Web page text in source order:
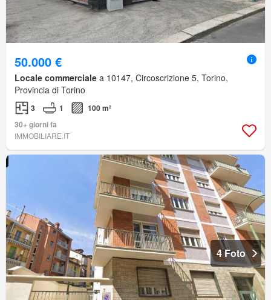
50.000 €
Locale commerciale a 10147, Circoscrizione 5, Torino,
Provincia di Torino
3 1
100 m²
30+ giorni fa
IMMOBILIARE.IT
4 Foto